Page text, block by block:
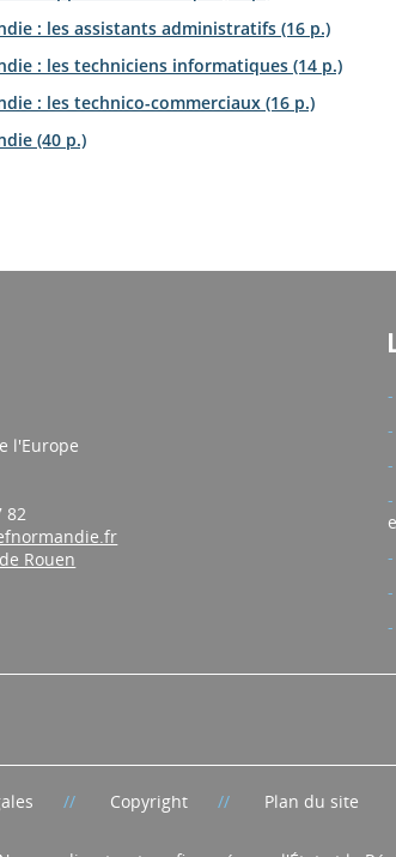
: les assistants administratifs (16 p.)
: les techniciens informatiques (14 p.)
: les technico-commerciaux (16 p.)
(40 p.)
l'Europe
82
Rouen
Copyright Plan du site